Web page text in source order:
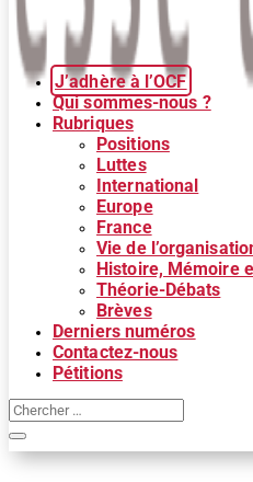
J’adhère à l’OCF
Qui sommes-nous ?
Rubriques
Positions
Luttes
International
Europe
France
Vie de
Histoire, Mémoire
Théorie-Débats
Brèves
Derniers numéros
Contactez-nous
Pétitions